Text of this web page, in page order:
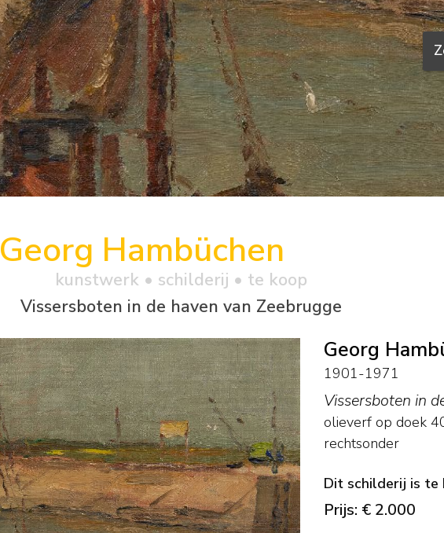
Georg Hambüchen
kunstwerk • schilderij • te koop
Vissersboten in de haven van Zeebrugge
Georg
1901-1971
Vissersboten in
olieverf op doek
rechtsonder
Dit schilderij is te
Prijs: € 2.000